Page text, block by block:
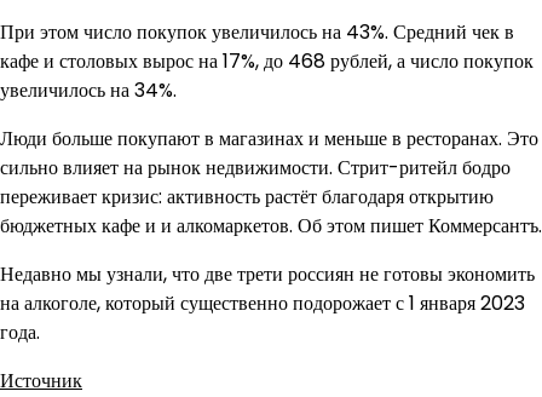
При этом число покупок увеличилось на 43%. Средний чек в
кафе и столовых вырос на 17%, до 468 рублей, а число покупок
увеличилось на 34%.
Люди больше покупают в магазинах и меньше в ресторанах. Это
сильно влияет на рынок недвижимости. Стрит-ритейл бодро
переживает кризис: активность растёт благодаря открытию
бюджетных кафе и и алкомаркетов. Об этом пишет Коммерсантъ.
Недавно мы узнали, что две трети россиян не готовы экономить
на алкоголе, который существенно подорожает с 1 января 2023
года.
Источник